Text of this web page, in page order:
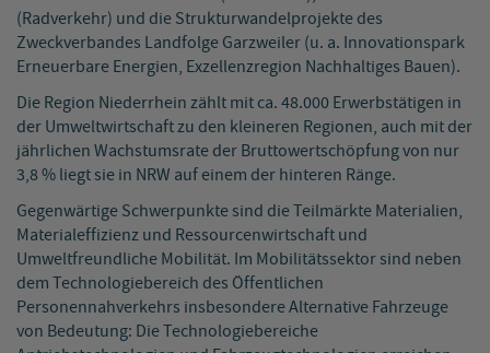
(Radverkehr) und die Strukturwandelprojekte des
Zweckverbandes Landfolge Garzweiler (u. a. Innovationspark
Erneuerbare Energien, Exzellenzregion Nachhaltiges Bauen).
Die Region Niederrhein zählt mit ca. 48.000 Erwerbstätigen in
der Umweltwirtschaft zu den kleineren Regionen, auch mit der
jährlichen Wachstumsrate der Bruttowertschöpfung von nur
3,8 % liegt sie in NRW auf einem der hinteren Ränge.
Gegenwärtige Schwerpunkte sind die Teilmärkte Materialien,
Materialeffizienz und Ressourcenwirtschaft und
Umweltfreundliche Mobilität. Im Mobilitätssektor sind neben
dem Technologiebereich des Öffentlichen
Personennahverkehrs insbesondere Alternative Fahrzeuge
von Bedeutung: Die Technologiebereiche